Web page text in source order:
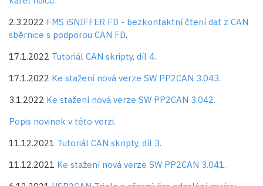
2.3.2022 FMS iSNIFFER FD - bezkontaktní čtení dat z CAN
sběrnice s podporou CAN FD.
17.1.2022 Tutoriál CAN skripty, díl 4.
17.1.2022 Ke stažení nová verze SW PP2CAN 3.043.
3.1.2022 Ke stažení nová verze SW PP2CAN 3.042.
Popis novinek v této verzi.
11.12.2021 Tutoriál CAN skripty, díl 3.
11.12.2021 Ke stažení nová verze SW PP2CAN 3.041.